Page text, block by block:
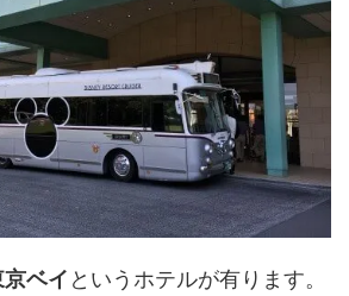
ベイ というホテルが有ります。